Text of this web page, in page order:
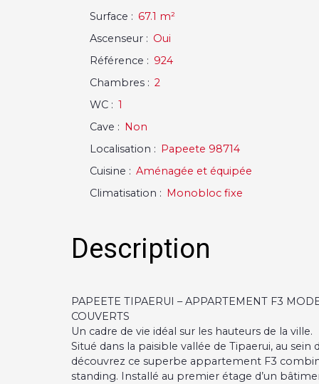
Surface : 67.1 m²
Ascenseur : Oui
Référence : 924
Chambres : 2
WC : 1
Cave : Non
Localisation : Papeete 98714
Cuisine : Aménagée et équipée
Climatisation : Monobloc fixe
Description
PAPEETE TIPAERUI – APPARTEMENT F3
COUVERTS
Un cadre de vie idéal sur les hauteurs de la ville.
Situé dans la paisible vallée de Tipaerui, au
découvrez ce superbe appartement F3
standing. Installé au premier étage d’un